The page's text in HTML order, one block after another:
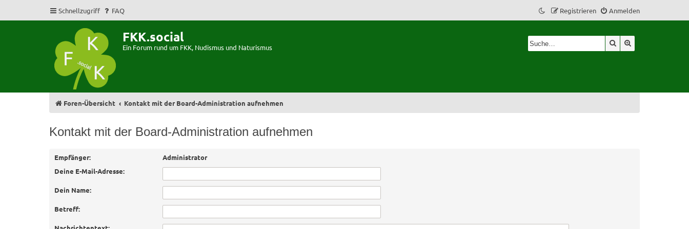
Schnellzugriff FAQ Anmelden
Registrieren
FKK.social
Ein Forum rund um FKK, Nudismus und Naturismus
Suche
Foren-Übersicht Kontakt mit der Board-Administration aufnehmen
Kontakt mit der Board-Administration aufnehmen
Empfänger:
Administrator
Deine E-Mail-Adresse:
Dein Name:
Betreff: